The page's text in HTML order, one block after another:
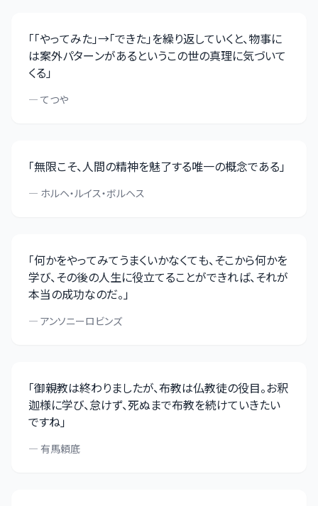
「「やってみた」→「できた」を繰り返していくと、物事に
は案外パターンがあるというこの世の真理に気づいて
くる」
— てつや
「無限こそ、人間の精神を魅了する唯一の概念である」
— ホルヘ・ルイス・ボルヘス
「何かをやってみてうまくいかなくても、そこから何かを
学び、その後の人生に役立てることができれば、それが
本当の成功なのだ。」
— アンソニーロビンズ
「御親教は終わりましたが、布教は仏教徒の役目。お釈
迦様に学び、怠けず、死ぬまで布教を続けていきたい
ですね」
— 有馬頼底